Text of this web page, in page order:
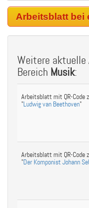
Arbeitsblatt bei
Weitere
Bereich Musik:
Arbeitsblatt mit QR-Code
"Ludwig van Beethoven"
Arbeitsblatt mit QR-Code
"Der Komponist Johann